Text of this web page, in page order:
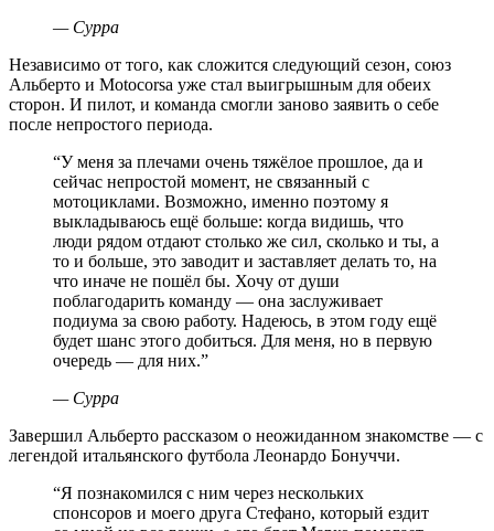
— Сурра
Независимо от того, как сложится следующий сезон, союз
Альберто и Motocorsa уже стал выигрышным для обеих
сторон. И пилот, и команда смогли заново заявить о себе
после непростого периода.
“У меня за плечами очень тяжёлое прошлое, да и
сейчас непростой момент, не связанный с
мотоциклами. Возможно, именно поэтому я
выкладываюсь ещё больше: когда видишь, что
люди рядом отдают столько же сил, сколько и ты, а
то и больше, это заводит и заставляет делать то, на
что иначе не пошёл бы. Хочу от души
поблагодарить команду — она заслуживает
подиума за свою работу. Надеюсь, в этом году ещё
будет шанс этого добиться. Для меня, но в первую
очередь — для них.”
— Сурра
Завершил Альберто рассказом о неожиданном знакомстве — с
легендой итальянского футбола Леонардо Бонуччи.
“Я познакомился с ним через нескольких
спонсоров и моего друга Стефано, который ездит